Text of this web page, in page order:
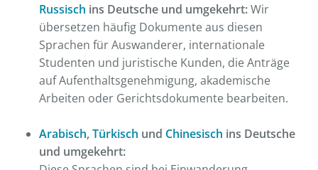
Russisch ins Deutsche und umgekehrt:Wir
übersetzen häufig Dokumente aus diesen
Sprachen für Auswanderer, internationale
Studenten und juristische Kunden, die Anträge
auf Aufenthaltsgenehmigung, akademische
Arbeiten oder Gerichtsdokumente bearbeiten.
Arabisch,Türkisch und Chinesisch ins Deutsche
und umgekehrt: